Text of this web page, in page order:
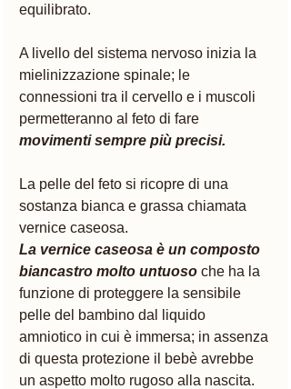
equilibrato.
A livello del sistema nervoso inizia la
mielinizzazione spinale; le
connessioni tra il cervello e i muscoli
permetteranno al feto di fare
movimenti sempre più precisi.
La pelle del feto si ricopre di una
sostanza bianca e grassa chiamata
vernice caseosa.
La vernice caseosa è un composto
biancastro molto untuoso che ha la
funzione di proteggere la sensibile
pelle del bambino dal liquido
amniotico in cui è immersa; in assenza
di questa protezione il bebè avrebbe
un aspetto molto rugoso alla nascita.